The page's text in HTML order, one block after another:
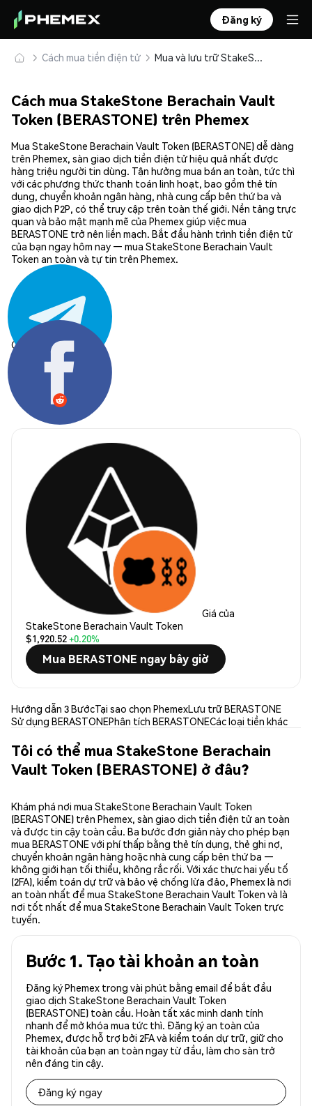
Đăng ký
Cách mua tiền điện tử Mua và lưu trữ StakeStone Berachain Vault Token (BERASTONE) an toàn
Cách mua StakeStone Berachain Vault
Token (BERASTONE) trên Phemex
Mua StakeStone Berachain Vault Token (BERASTONE) dễ dàng
trên Phemex, sàn giao dịch tiền điện tử hiệu quả nhất được
hàng triệu người tin dùng. Tận hưởng mua bán an toàn, tức thì
với các phương thức thanh toán linh hoạt, bao gồm thẻ tín
dụng, chuyển khoản ngân hàng, nhà cung cấp bên thứ ba và
giao dịch P2P, có thể truy cập trên toàn thế giới. Nền tảng trực
quan và bảo mật mạnh mẽ của Phemex giúp việc mua
BERASTONE trở nên liền mạch. Bắt đầu hành trình tiền điện tử
của bạn ngay hôm nay — mua StakeStone Berachain Vault
Token an toàn và tự tin trên Phemex.
Chia sẻ:
Giá của
StakeStone Berachain Vault Token
$1,920.52+0.20%
Mua BERASTONE ngay bây giờ
Hướng dẫn 3 BướcTại sao chọn PhemexLưu trữ BERASTONE
Sử dụng BERASTONEPhân tích BERASTONECác loại tiền khác
Tôi có thể mua StakeStone Berachain
Vault Token (BERASTONE) ở đâu?
Khám phá nơi mua StakeStone Berachain Vault Token
(BERASTONE) trên Phemex, sàn giao dịch tiền điện tử an toàn
và được tin cậy toàn cầu. Ba bước đơn giản này cho phép bạn
mua BERASTONE với phí thấp bằng thẻ tín dụng, thẻ ghi nợ,
chuyển khoản ngân hàng hoặc nhà cung cấp bên thứ ba —
không giới hạn tối thiểu, không rắc rối. Với xác thực hai yếu tố
(2FA), kiểm toán dự trữ và bảo vệ chống lừa đảo, Phemex là nơi
an toàn nhất để mua StakeStone Berachain Vault Token và là
nơi tốt nhất để mua StakeStone Berachain Vault Token trực
tuyến.
Bước 1. Tạo tài khoản an toàn
Đăng ký Phemex trong vài phút bằng email để bắt đầu
giao dịch StakeStone Berachain Vault Token
(BERASTONE) toàn cầu. Hoàn tất xác minh danh tính
nhanh để mở khóa mua tức thì. Đăng ký an toàn của
Phemex, được hỗ trợ bởi 2FA và kiểm toán dự trữ, giữ cho
tài khoản của bạn an toàn ngay từ đầu, làm cho sàn trở
nên đáng tin cậy.
Đăng ký ngay